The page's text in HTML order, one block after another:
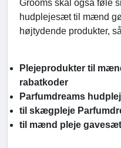
Grooms skal også føle
hudplejesæt til mænd
højtydende produkter,
Plejeprodukter til
rabatkoder
Parfumdreams
til skægpleje
til mænd pleje